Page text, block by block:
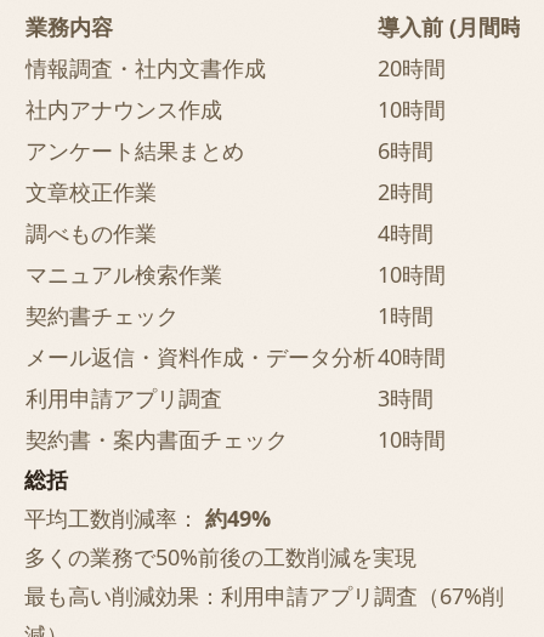
業務内容
導入前 (月間時
情報調査・社内文書作成
20時間
社内アナウンス作成
10時間
アンケート結果まとめ
6時間
文章校正作業
2時間
調べもの作業
4時間
マニュアル検索作業
10時間
契約書チェック
1時間
メール返信・資料作成・データ分析40時間
利用申請アプリ調査
3時間
契約書・案内書面チェック
10時間
総括
平均工数削減率： 約49%
多くの業務で50%前後の工数削減を実現
最も高い削減効果：利用申請アプリ調査（67%削